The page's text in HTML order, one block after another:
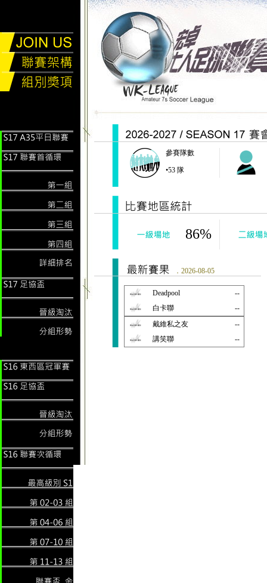
參賽隊數
•53 隊
86%
．2026-08-05
Deadpool
--
白卡聯
--
戴維私之友
--
講笑聯
--